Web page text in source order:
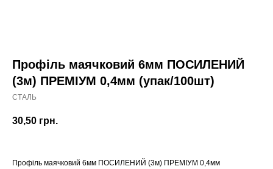
Профіль маячковий 6мм ПОСИЛЕНИЙ
(3м) ПРЕМІУМ 0,4мм (упак/100шт)
СТАЛЬ
30,50 грн.
Профіль маячковий 6мм ПОСИЛЕНИЙ (3м) ПРЕМІУМ 0,4мм